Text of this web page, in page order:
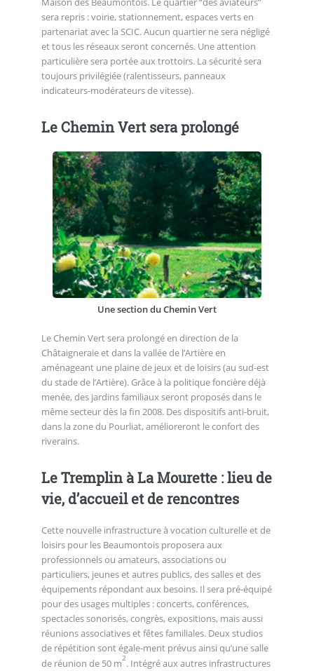
sera repris : voirie, stationnement, espaces verts en
partenariat avec la SCIC. Aucun quartier ne sera négligé
et tous les réseaux seront concernés. Une attention
particulière sera portée aux trottoirs. La sécurité sera
toujours privilégiée (ralentisseurs, panneaux
indicateurs-modérateurs de vitesse).
Le Chemin Vert sera prolongé
Une section du Chemin Vert
Le Chemin Vert sera prolongé en direction de la
Châtaigneraie et dans la vallée de l’Artière en
aménageant une plaine de jeux et de loisirs (au sud-est
du stade de l’Artière). Grâce à la politique foncière déjà
menée, des jardins familiaux seront proposés dans le
même secteur dès la fin 2008. Des dispositifs anti-bruit,
dans la zone du Pourliat, amélioreront le confort des
riverains.
Le Tremplin à La Mourette : lieu de
vie, d’accueil et de rencontres
Cette nouvelle infrastructure à vocation culturelle et de
loisirs pour les Beaumontois proposera aux
professionnels ou amateurs, associations ou
particuliers, jeunes et autres publics, des salles et des
équipements répondant aux besoins. Il sera pré-équipé
pour des usages multiples : concerts, conférences,
spectacles sonorisés, congrès, expositions, mais aussi
réunions associatives et fêtes familiales. Deux studios
de répétition sont égale-ment prévus ainsi qu’une salle
de réunion de 50 m2. Intégré aux autres infrastructures